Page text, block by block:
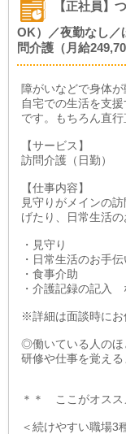
【正社員】
OK）／夜勤なし／
問介護（月給
障がいなどで身体
自宅での生活を支
です。もちろん直行
【サービス】
訪問介護（日勤）
【仕事内容】
見守りがメインの
げたり、日常生活の
・見守り
・日常生活のお手伝
・食事介助
・介護記録の記入
※詳細は面談時にお
◎働いている人のほ
研修や仕事を覚え
＊＊ ここがオス
＜続けやすい職場3